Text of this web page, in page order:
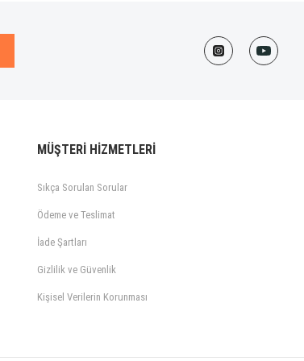
MÜŞTERİ HİZMETLERİ
Sıkça Sorulan Sorular
Ödeme ve Teslimat
İade Şartları
Gizlilik ve Güvenlik
Kişisel Verilerin Korunması